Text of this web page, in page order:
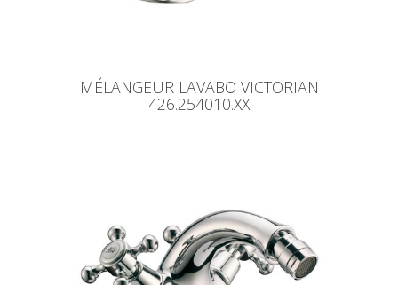
MÉLANGEUR LAVABO VICTORIAN
426.254010.XX